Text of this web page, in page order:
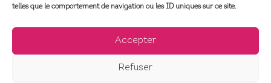
telles que le comportement de navigation ou les ID uniques sur ce site.
Accepter
Refuser
Vous connecter
| Politique de confidentialité